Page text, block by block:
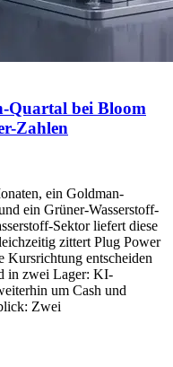
Quartal bei Bloom
Zahlen
ein Goldman-
ein Grüner-Wasserstoff-
Sektor liefert diese
zittert Plug Power
Kursrichtung entscheiden
in zwei Lager: KI-
um Cash und
Zwei